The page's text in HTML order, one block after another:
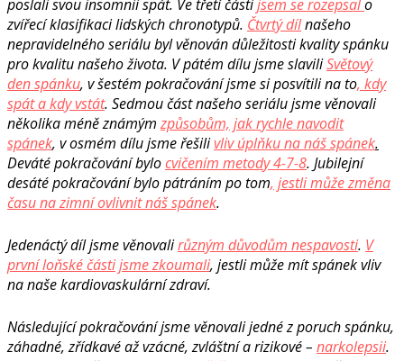
poslali svou insomnii spát. Ve třetí částijsem se rozepsalo
zvířecí klasifikaci lidských chronotypů. Čtvrtý dílnašeho
nepravidelného seriálu byl věnován důležitosti kvality spánku
pro kvalitu našeho života. V pátém dílu jsme slaviliSvětový
den spánku, v šestém pokračování jsme si posvítili na to, kdy
spát a kdy vstát. Sedmou část našeho seriálu jsme věnovali
několika méně známýmzpůsobům, jak rychle navodit
spánek, v osmém dílu jsme řešilivliv úplňku na náš spánek.
Deváté pokračování bylocvičením metody 4-7-8. Jubilejní
desáté pokračování bylo pátráním po tom, jestli může změna
času na zimní ovlivnit náš spánek.
Jedenáctý díl jsme věnovalirůzným důvodům nespavosti. V
první loňské části jsme zkoumali, jestli může mít spánek vliv
na naše kardiovaskulární zdraví.
Následující pokračování jsme věnovali jedné z poruch spánku,
záhadné, zřídkavé až vzácné, zvláštní a rizikové – narkolepsii.